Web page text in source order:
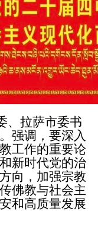
拉萨市委书
强调，要深入
工作的重要论
新时代党的治
向，加强宗教
佛教与社会主
和高质量发展